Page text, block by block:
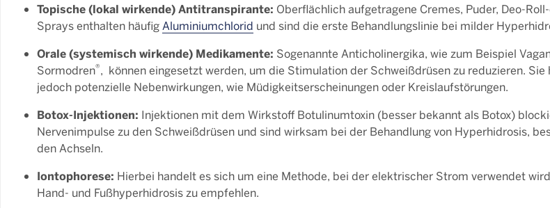
Topische (lokal wirkende) Antitranspirante: Oberflächlich aufgetragene Cremes, Puder, Deo-
Sprays enthalten häufig Aluminiumchlorid und sind die erste Behandlungslinie bei milder
Orale (systemisch wirkende) Medikamente: Sogenannte Anticholinergika, wie zum Beispiel
Sormodren®, können eingesetzt werden, um die Stimulation der Schweißdrüsen zu reduzieren. Sie
jedoch potenzielle Nebenwirkungen, wie Müdigkeitserscheinungen oder Kreislaufstörungen.
Botox-Injektionen: Injektionen mit dem Wirkstoff Botulinumtoxin (besser bekannt als Botox)
Nervenimpulse zu den Schweißdrüsen und sind wirksam bei der Behandlung von Hyperhidrosis,
den Achseln.
Iontophorese: Hierbei handelt es sich um eine Methode, bei der elektrischer Strom verwendet
Hand- und Fußhyperhidrosis zu empfehlen.